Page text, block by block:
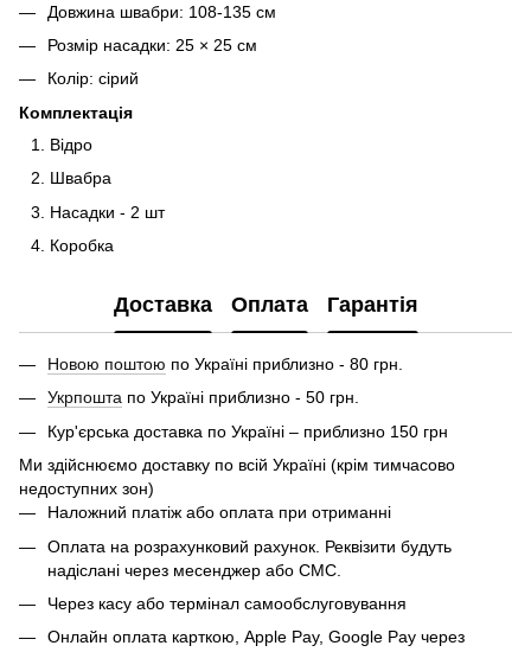
Довжина швабри: 108-135 см
Розмір насадки: 25 × 25 см
Колір: сірий
Комплектація
Відро
Швабра
Насадки - 2 шт
Коробка
Доставка Оплата Гарантія
Новою поштою по Україні приблизно - 80 грн.
Укрпошта по Україні приблизно - 50 грн.
Кур'єрська доставка по Україні – приблизно 150 грн
Ми здійснюємо доставку по всій Україні (крім тимчасово
недоступних зон)
Наложний платіж або оплата при отриманні
Оплата на розрахунковий рахунок. Реквізити будуть
надіслані через месенджер або СМС.
Через касу або термінал самообслуговування
Онлайн оплата карткою, Apple Pay, Google Pay через